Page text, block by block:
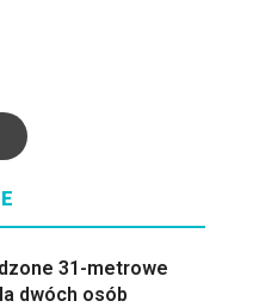
31-metrowe
dwóch osób